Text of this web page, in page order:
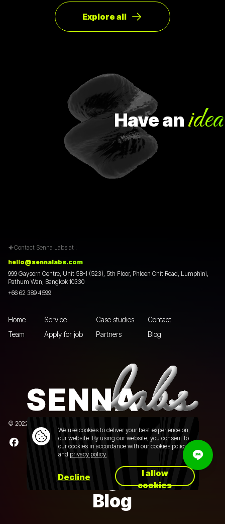
We use cookies to deliver your best experience on
our website. By using our website, you consent to
our cookies in accordance with our cookies policy
and privacy policy.
Decline
I allow
cookies
ทิศทางหรือ Pivot จากกลุ่มลูกค้าเดิมเป็นกลุ่มลูกค้าจริง Pivot ถูก
แบ่งออกเป็น 8 ประเภท Customer Need
Explore all
Haveanidea?
Contact Senna Labs at :
hello@sennalabs.com
999 Gaysorn Centre, Unit 5B-1 (523), 5th Floor, Phloen Chit Road, Lumphini,
Pathum Wan, Bangkok 10330
+66 62 389 4599
Home Service Case studies
Contact
Team
Apply for job Partners Blog
© 2022 Senna Labs Co., Ltd.All rights reserved. |
Blog